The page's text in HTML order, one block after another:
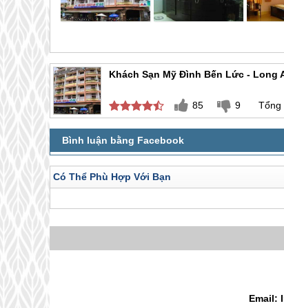
Khách Sạn Mỹ Đình Bến Lức - Long
85 9
Có Thể Phù Hợp Với Bạn
Email: